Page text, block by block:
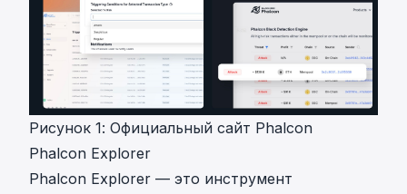
Рисунок 1: Официальный сайт Phalcon
Phalcon Explorer
Phalcon Explorer — это инструмент